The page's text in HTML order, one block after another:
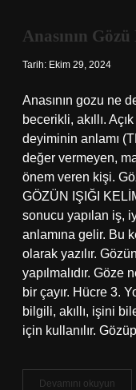
Anasının
Tarih: Ekim 29, 2024
Anasının gozu ne
becerikli, akıllı.
deyiminin anlamı
değer vermeyen,
önem veren kişi.
GÖZÜN IŞIĞI
sonucu yapılan iş,
anlamına gelir. Bu
olarak yazılır.
yapılmalıdır. Göze
bir çayır. Hücre 3.
bilgili, akıllı, işini
için kullanılır.
Devamını okuyun